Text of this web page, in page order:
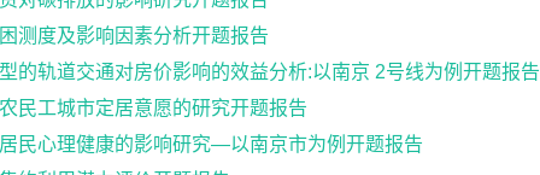
测度及影响因素分析开题报告
的轨道交通对房价影响的效益分析:以南京 2号线为例开题报告
民工城市定居意愿的研究开题报告
民心理健康的影响研究—以南京市为例开题报告